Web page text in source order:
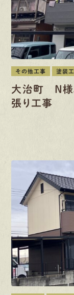
その他工事 塗装
大治町 N様
張り工事